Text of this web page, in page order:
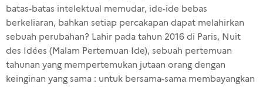
batas-batas intelektual memudar, ide-ide bebas
berkeliaran, bahkan setiap percakapan dapat melahirkan
sebuah perubahan? Lahir pada tahun 2016 di Paris, Nuit
des Idées (Malam Pertemuan Ide), sebuah pertemuan
tahunan yang mempertemukan jutaan orang dengan
keinginan yang sama : untuk bersama-sama membayangkan